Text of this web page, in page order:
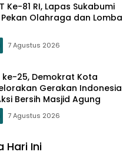
Ke-81 RI, Lapas Sukabumi
Olahraga dan Lomba
7 Agustus 2026
ke-25, Demokrat Kota
Gerakan Indonesia
Bersih Masjid Agung
7 Agustus 2026
Hari Ini